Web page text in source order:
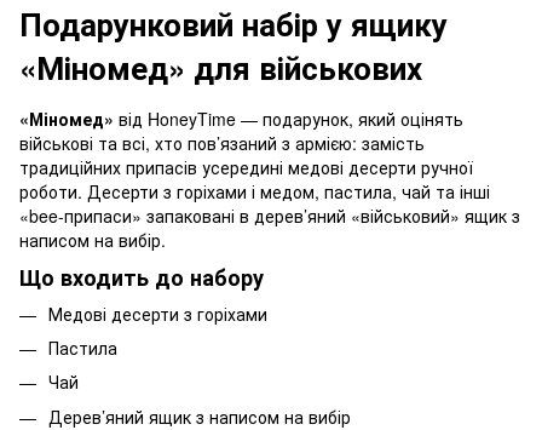
Подарунковий набір у ящику
«Міномед» для військових
«Міномед» від HoneyTime — подарунок, який оцінять
військові та всі, хто пов’язаний з армією: замість
традиційних припасів усередині медові десерти ручної
роботи. Десерти з горіхами і медом, пастила, чай та інші
«bee-припаси» запаковані в дерев’яний «військовий» ящик з
написом на вибір.
Що входить до набору
Медові десерти з горіхами
Пастила
Чай
Дерев’яний ящик з написом на вибір